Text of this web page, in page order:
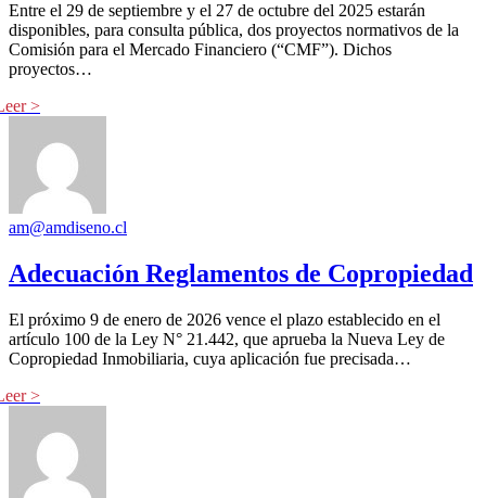
Entre el 29 de septiembre y el 27 de octubre del 2025 estarán
disponibles, para consulta pública, dos proyectos normativos de la
Comisión para el Mercado Financiero (“CMF”). Dichos
proyectos…
am@amdiseno.cl
Adecuación Reglamentos de Copropiedad
El próximo 9 de enero de 2026 vence el plazo establecido en el
artículo 100 de la Ley N° 21.442, que aprueba la Nueva Ley de
Copropiedad Inmobiliaria, cuya aplicación fue precisada…